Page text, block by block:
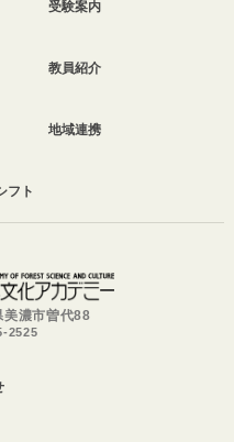
受験案内
教員紹介
地域連携
フト
濃市曽代88
2525